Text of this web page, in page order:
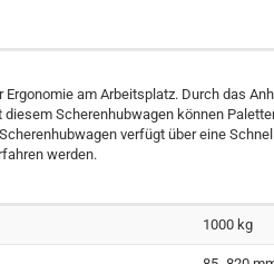
Ergonomie am Arbeitsplatz. Durch das
Scherenhubwagen können
verfügt über eine
werden.
1000 kg